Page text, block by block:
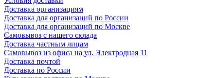
Доставка организациям
Доставка для организаций по России
Доставка для организаций по Москве
Самовывоз с нашего склада
Доставка частным лицам
Самовывоз из офиса на ул. Электродная 11
Доставка почтой
Доставка по России